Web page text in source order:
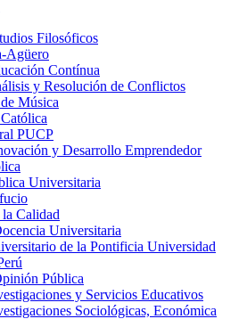
Filosóficos
Agüero
Contínua
y Resolución de Conflictos
Música
PUCP
y Desarrollo Emprendedor
Universitaria
Calidad
Universitaria
de la Pontificia Universidad
Pública
y Servicios Educativos
Sociológicas, Económica